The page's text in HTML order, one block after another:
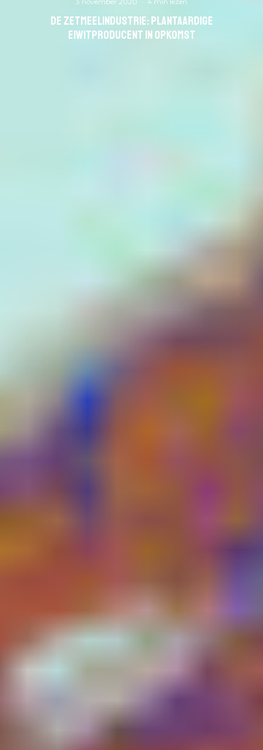
De zetmeelindustrie: plantaardige
eiwitproducent in opkomst